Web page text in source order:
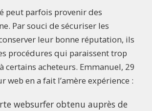
peut parfois provenir des
Par souci de sécuriser les
leur bonne réputation, ils
procédures qui paraissent trop
certains acheteurs. Emmanuel, 29
web en a fait l’amère expérience :
websurfer obtenu auprès de